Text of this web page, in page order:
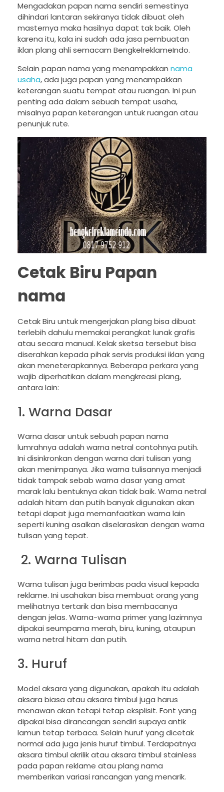
Mengadakan papan nama sendiri semestinya
dihindari lantaran sekiranya tidak dibuat oleh
masternya maka hasilnya dapat tak baik. Oleh
karena itu, kala ini sudah ada jasa pembuatan
iklan plang ahli semacam BengkelreklameIndo.
Selain papan nama yang menampakkan nama
usaha, ada juga papan yang menampakkan
keterangan suatu tempat atau ruangan. Ini pun
penting ada dalam sebuah tempat usaha,
misalnya papan keterangan untuk ruangan atau
penunjuk rute.
Cetak Biru Papan
nama
Cetak Biru untuk mengerjakan plang bisa dibuat
terlebih dahulu memakai perangkat lunak grafis
atau secara manual. Kelak sketsa tersebut bisa
diserahkan kepada pihak servis produksi iklan yang
akan meneterapkannya. Beberapa perkara yang
wajib diperhatikan dalam mengkreasi plang,
antara lain:
1. Warna Dasar
Warna dasar untuk sebuah papan nama
lumrahnya adalah warna netral contohnya putih.
Ini disinkronkan dengan warna dari tulisan yang
akan menimpanya. Jika warna tulisannya menjadi
tidak tampak sebab warna dasar yang amat
marak lalu bentuknya akan tidak baik. Warna netral
adalah hitam dan putih banyak digunakan akan
tetapi dapat juga memanfaatkan warna lain
seperti kuning asalkan diselaraskan dengan warna
tulisan yang tepat.
2. Warna Tulisan
Warna tulisan juga berimbas pada visual kepada
reklame. Ini usahakan bisa membuat orang yang
melihatnya tertarik dan bisa membacanya
dengan jelas. Warna-warna primer yang lazimnya
dipakai seumpama merah, biru, kuning, ataupun
warna netral hitam dan putih.
3. Huruf
Model aksara yang digunakan, apakah itu adalah
aksara biasa atau aksara timbul juga harus
menawan akan tetapi tetap eksplisit. Font yang
dipakai bisa dirancangan sendiri supaya antik
lamun tetap terbaca. Selain huruf yang dicetak
normal ada juga jenis huruf timbul. Terdapatnya
aksara timbul akrilik atau aksara timbul stainless
pada papan reklame atau plang nama
memberikan variasi rancangan yang menarik.